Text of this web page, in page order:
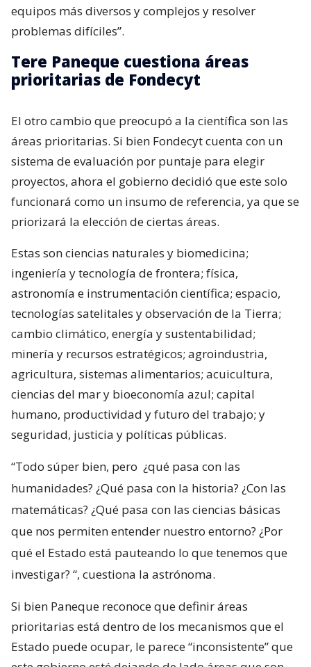
equipos más diversos y complejos y resolver
problemas difíciles”.
Tere Paneque cuestiona áreas
prioritarias de Fondecyt
El otro cambio que preocupó a la científica son las
áreas prioritarias. Si bien Fondecyt cuenta con un
sistema de evaluación por puntaje para elegir
proyectos, ahora el gobierno decidió que este solo
funcionará como un insumo de referencia, ya que se
priorizará la elección de ciertas áreas.
Estas son ciencias naturales y biomedicina;
ingeniería y tecnología de frontera; física,
astronomía e instrumentación científica; espacio,
tecnologías satelitales y observación de la Tierra;
cambio climático, energía y sustentabilidad;
minería y recursos estratégicos; agroindustria,
agricultura, sistemas alimentarios; acuicultura,
ciencias del mar y bioeconomía azul; capital
humano, productividad y futuro del trabajo; y
seguridad, justicia y políticas públicas.
“Todo súper bien, pero ¿qué pasa con las
humanidades? ¿Qué pasa con la historia? ¿Con las
matemáticas? ¿Qué pasa con las ciencias básicas
que nos permiten entender nuestro entorno? ¿Por
qué el Estado está pauteando lo que tenemos que
investigar? “, cuestiona la astrónoma.
Si bien Paneque reconoce que definir áreas
prioritarias está dentro de los mecanismos que el
Estado puede ocupar, le parece “inconsistente” que